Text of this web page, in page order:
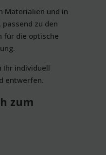
Materialien und in
zu den
für die optische
Ihr individuell
entwerfen.
zum